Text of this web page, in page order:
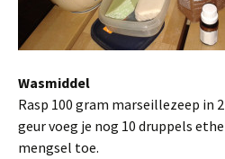
Wasmiddel
Rasp 100 gram marseillezeep in
geur voeg je nog 10 druppels
mengsel toe.